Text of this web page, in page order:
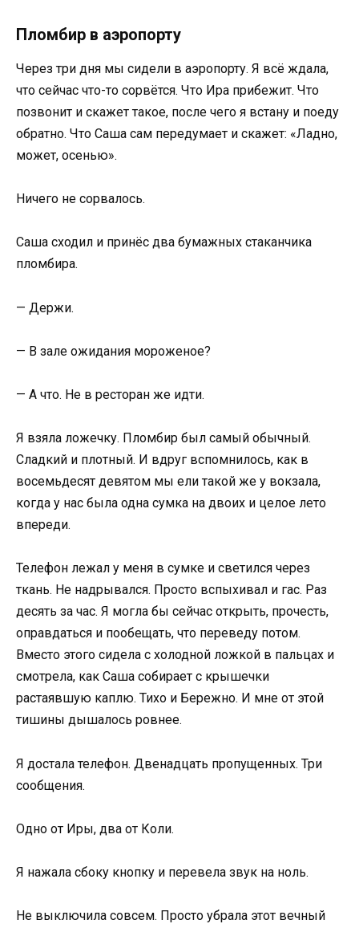
Пломбир в аэропорту
Через три дня мы сидели в аэропорту. Я всё ждала,
что сейчас что-то сорвётся. Что Ира прибежит. Что
позвонит и скажет такое, после чего я встану и поеду
обратно. Что Саша сам передумает и скажет: «Ладно,
может, осенью».
Ничего не сорвалось.
Саша сходил и принёс два бумажных стаканчика
пломбира.
— Держи.
— В зале ожидания мороженое?
— А что. Не в ресторан же идти.
Я взяла ложечку. Пломбир был самый обычный.
Сладкий и плотный. И вдруг вспомнилось, как в
восемьдесят девятом мы ели такой же у вокзала,
когда у нас была одна сумка на двоих и целое лето
впереди.
Телефон лежал у меня в сумке и светился через
ткань. Не надрывался. Просто вспыхивал и гас. Раз
десять за час. Я могла бы сейчас открыть, прочесть,
оправдаться и пообещать, что переведу потом.
Вместо этого сидела с холодной ложкой в пальцах и
смотрела, как Саша собирает с крышечки
растаявшую каплю. Тихо и Бережно. И мне от этой
тишины дышалось ровнее.
Я достала телефон. Двенадцать пропущенных. Три
сообщения.
Одно от Иры, два от Коли.
Я нажала сбоку кнопку и перевела звук на ноль.
Не выключила совсем. Просто убрала этот вечный